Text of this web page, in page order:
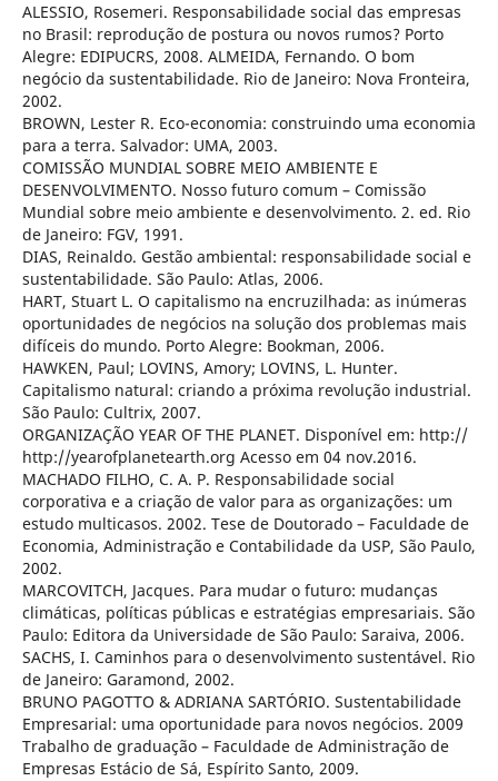
ALESSIO, Rosemeri. Responsabilidade social das empresas
no Brasil: reprodução de postura ou novos rumos? Porto
Alegre: EDIPUCRS, 2008. ALMEIDA, Fernando. O bom
negócio da sustentabilidade. Rio de Janeiro: Nova Fronteira,
2002.
BROWN, Lester R. Eco-economia: construindo uma economia
para a terra. Salvador: UMA, 2003.
COMISSÃO MUNDIAL SOBRE MEIO AMBIENTE E
DESENVOLVIMENTO. Nosso futuro comum – Comissão
Mundial sobre meio ambiente e desenvolvimento. 2. ed. Rio
de Janeiro: FGV, 1991.
DIAS, Reinaldo. Gestão ambiental: responsabilidade social e
sustentabilidade. São Paulo: Atlas, 2006.
HART, Stuart L. O capitalismo na encruzilhada: as inúmeras
oportunidades de negócios na solução dos problemas mais
difíceis do mundo. Porto Alegre: Bookman, 2006.
HAWKEN, Paul; LOVINS, Amory; LOVINS, L. Hunter.
Capitalismo natural: criando a próxima revolução industrial.
São Paulo: Cultrix, 2007.
ORGANIZAÇÃO YEAR OF THE PLANET. Disponível em: http://
http://yearofplanetearth.org Acesso em 04 nov.2016.
MACHADO FILHO, C. A. P. Responsabilidade social
corporativa e a criação de valor para as organizações: um
estudo multicasos. 2002. Tese de Doutorado – Faculdade de
Economia, Administração e Contabilidade da USP, São Paulo,
2002.
MARCOVITCH, Jacques. Para mudar o futuro: mudanças
climáticas, políticas públicas e estratégias empresariais. São
Paulo: Editora da Universidade de São Paulo: Saraiva, 2006.
SACHS, I. Caminhos para o desenvolvimento sustentável. Rio
de Janeiro: Garamond, 2002.
BRUNO PAGOTTO & ADRIANA SARTÓRIO. Sustentabilidade
Empresarial: uma oportunidade para novos negócios. 2009
Trabalho de graduação – Faculdade de Administração de
Empresas Estácio de Sá, Espírito Santo, 2009.